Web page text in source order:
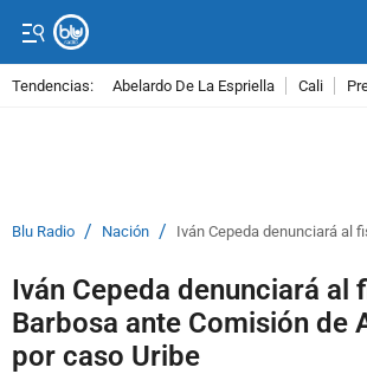
Tendencias: Abelardo De La Espriella Cali
Blu Radio / Nación / Iván Cepeda denunciará al
Iván Cepeda denunciará al
Barbosa ante Comisión de
por caso Uribe